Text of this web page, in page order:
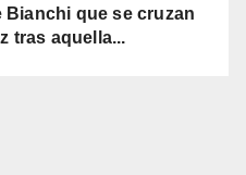
Bianchi que se cruzan
tras aquella...